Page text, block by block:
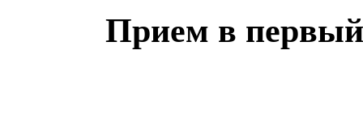
Прием в